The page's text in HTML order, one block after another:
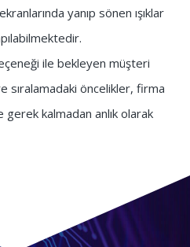
yanıp sönen ışıklar
ile bekleyen müşteri
sıralamadaki öncelikler, firma
kalmadan anlık olarak